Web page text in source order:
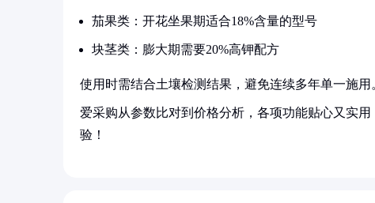
茄果类：开花坐果期适合18%含量的型号
块茎类：膨大期需要20%高钾配方
使用时需结合土壤检测结果，避免连续多年单一施用
爱采购从参数比对到价格分析，各项功能贴心又实
验！